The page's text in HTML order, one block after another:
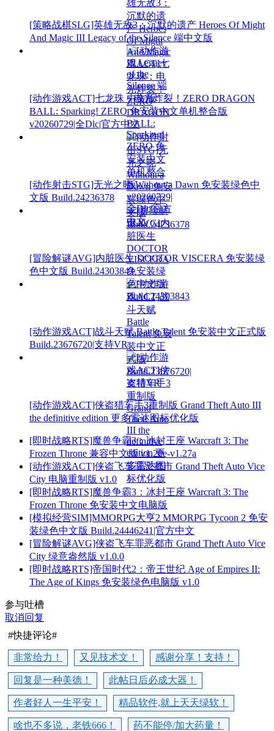
[策略战棋SLG]英雄无敌3：沉默的遗产 Heroes Of Might
And Magic III Legacy of the Silence 端中文版
[动作游戏ACT]七龙珠：电光炸裂！ZERO DRAGON
BALL: Sparking! ZERO 免安装中文单机整合版
v20260729|全Dlc|官方中文
[动作射击STG]无光之晓 Without a Dawn 免安装绿色中
文版 Build.24236378
[冒险解谜AVG]内脏医生 DOCTOR VISCERA 免安装绿
色中文版 Build.24303843
[动作游戏ACT]战斗天赋 Battle Talent 免安装中文正式版
Build.23676720|支持VR
[动作游戏ACT]侠盗猎车手3重制版 Grand Theft Auto III
the definitive edition 更多雷达图标优化版
[即时战略RTS]魔兽争霸3：冰封王座 Warcraft 3: The
Frozen Throne 兼容中文版 v1.20e-v1.27a
[动作游戏ACT]侠盗飞车罪恶都市 Grand Theft Auto Vice
City 电脑重制版 v1.0
[即时战略RTS]魔兽争霸3：冰封王座 Warcraft 3: The
Frozen Throne 免安装中文电脑版
[模拟经营SIM]MMORPG大亨2 MMORPG Tycoon 2 免安
装绿色中文版 Build.24446241|官方中文
[冒险解谜AVG]侠盗飞车罪恶都市 Grand Theft Auto Vice
City 绿意盎然版 v1.0.0
[即时战略RTS]帝国时代2：帝王世纪 Age of Empires II:
The Age of Kings 免安装绿色电脑版 v1.0
参与吐槽
取消回复
#快捷评论#
非常给力！ 又见技术文！ 感谢分享！支持！
回复是一种美德！ 此帖日后必成大器！
作者好人一生平安！ 精品软件,就上天天绿软！
啥也不多说，老铁666！ 药不能停/加大药量！